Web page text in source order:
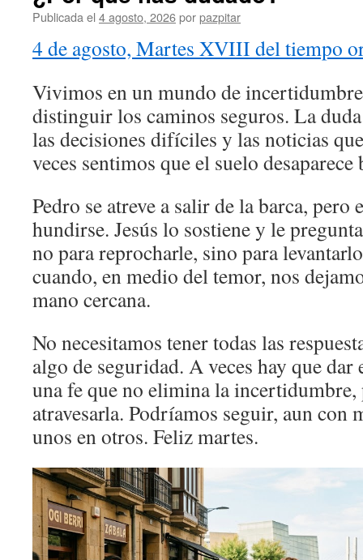
Publicada el 4 agosto, 2026porpazpitar
4 de agosto, Martes XVIII del tiempo
Vivimos en un mundo de
distinguir los caminos seguros. La
las decisiones difíciles y las noticias
veces sentimos que el suelo
Pedro se atreve a salir de la barca, pero
hundirse. Jesús lo sostiene y le
no para reprocharle, sino para
cuando, en medio del temor, nos
mano cercana.
No necesitamos tener todas las
algo de seguridad. A veces hay que dar
una fe que no elimina la
atravesarla. Podríamos seguir, aun con
unos en otros. Feliz martes.